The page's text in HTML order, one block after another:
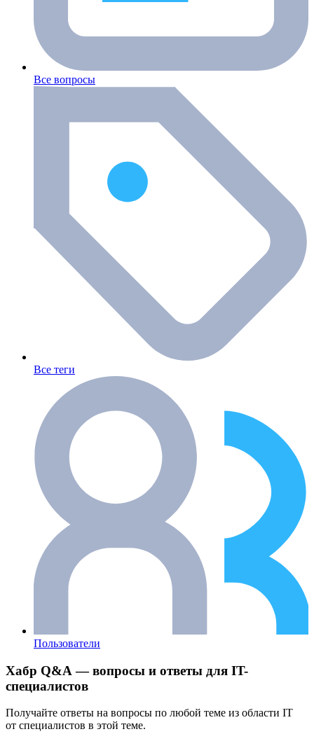
Все вопросы
Все теги
Пользователи
Хабр Q&A — вопросы и ответы для IT-
специалистов
Получайте ответы на вопросы по любой теме из области IT
от специалистов в этой теме.